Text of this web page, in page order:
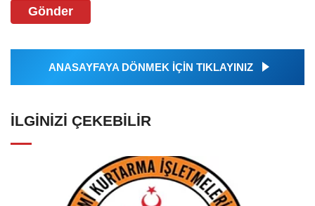
Gönder
ANASAYFAYA DÖNMEK İÇİN TIKLAYINIZ
İLGINIZI ÇEKEBILIR